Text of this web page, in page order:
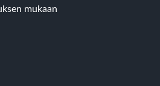
mukaan